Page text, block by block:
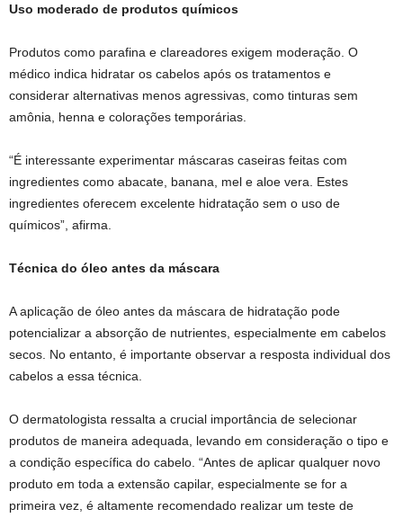
Uso moderado de produtos químicos
Produtos como parafina e clareadores exigem moderação. O
médico indica hidratar os cabelos após os tratamentos e
considerar alternativas menos agressivas, como tinturas sem
amônia, henna e colorações temporárias.
“É interessante experimentar máscaras caseiras feitas com
ingredientes como abacate, banana, mel e aloe vera. Estes
ingredientes oferecem excelente hidratação sem o uso de
químicos”, afirma.
Técnica do óleo antes da máscara
A aplicação de óleo antes da máscara de hidratação pode
potencializar a absorção de nutrientes, especialmente em cabelos
secos. No entanto, é importante observar a resposta individual dos
cabelos a essa técnica.
O dermatologista ressalta a crucial importância de selecionar
produtos de maneira adequada, levando em consideração o tipo e
a condição específica do cabelo. “Antes de aplicar qualquer novo
produto em toda a extensão capilar, especialmente se for a
primeira vez, é altamente recomendado realizar um teste de